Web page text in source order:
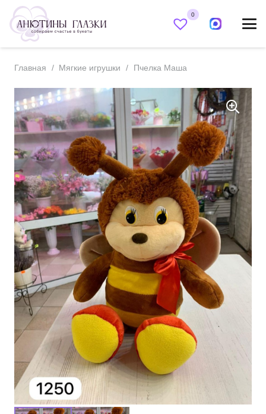
0
Главная / Мягкие игрушки / Пчелка Маша